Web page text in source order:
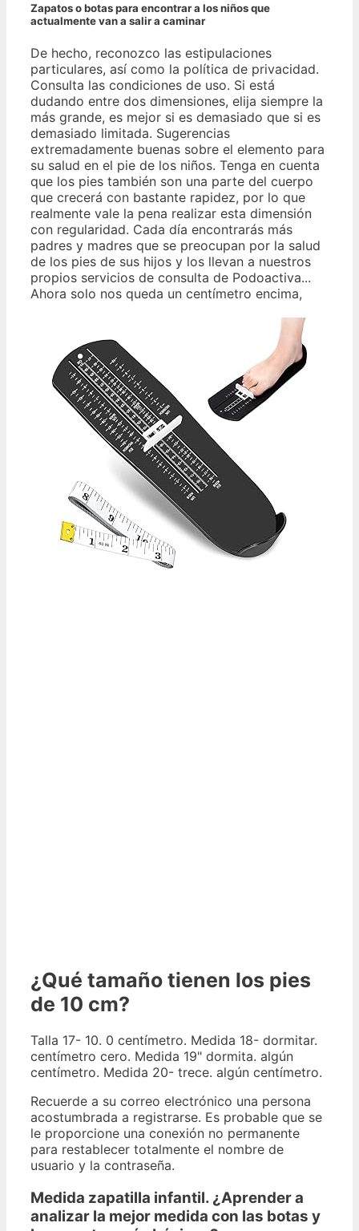
Zapatos o botas para encontrar a los niños que
actualmente van a salir a caminar
De hecho, reconozco las estipulaciones
particulares, así como la política de privacidad.
Consulta las condiciones de uso. Si está
dudando entre dos dimensiones, elija siempre la
más grande, es mejor si es demasiado que si es
demasiado limitada. Sugerencias
extremadamente buenas sobre el elemento para
su salud en el pie de los niños. Tenga en cuenta
que los pies también son una parte del cuerpo
que crecerá con bastante rapidez, por lo que
realmente vale la pena realizar esta dimensión
con regularidad. Cada día encontrarás más
padres y madres que se preocupan por la salud
de los pies de sus hijos y los llevan a nuestros
propios servicios de consulta de Podoactiva...
Ahora solo nos queda un centímetro encima,
¿Qué tamaño tienen los pies
de 10 cm?
Talla 17- 10. 0 centímetro. Medida 18- dormitar.
centímetro cero. Medida 19" dormita. algún
centímetro. Medida 20- trece. algún centímetro.
Recuerde a su correo electrónico una persona
acostumbrada a registrarse. Es probable que se
le proporcione una conexión no permanente
para restablecer totalmente el nombre de
usuario y la contraseña.
Medida zapatilla infantil. ¿Aprender a
analizar la mejor medida con las botas y